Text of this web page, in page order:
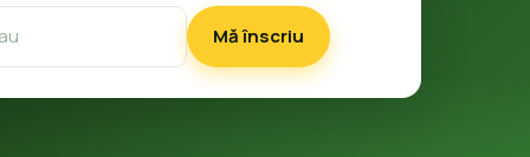
Mă înscriu